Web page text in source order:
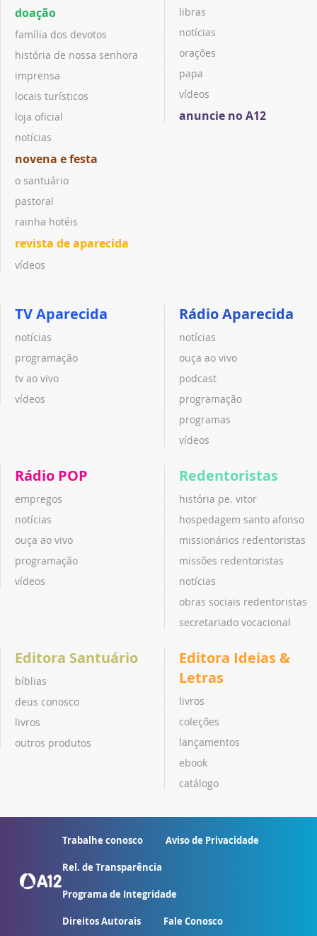
doação
família dos devotos
história de nossa senhora
imprensa
locais turísticos
loja oficial
notícias
novena e festa
o santuário
pastoral
rainha hotéis
revista de aparecida
vídeos
libras
notícias
orações
papa
vídeos
anuncie no A12
TV Aparecida
notícias
programação
tv ao vivo
vídeos
Rádio Aparecida
notícias
ouça ao vivo
podcast
programação
programas
vídeos
Rádio POP
empregos
notícias
ouça ao vivo
programação
vídeos
Redentoristas
história pe. vitor
hospedagem santo afonso
missionários redentoristas
missões redentoristas
notícias
obras sociais redentoristas
secretariado vocacional
Editora Santuário
bíblias
deus conosco
livros
outros produtos
Editora Ideias &
Letras
livros
coleções
lançamentos
ebook
catálogo
Trabalhe conosco Aviso de Privacidade
Rel. de Transparência
Programa de Integridade
Direitos Autorais Fale Conosco